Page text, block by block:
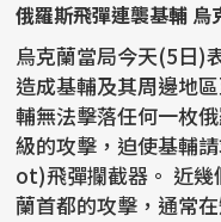
俄羅斯飛彈連襲基輔
烏克蘭當局今天(5日)
造成基輔及其周邊地
輔無法擊落任何一枚
級的攻擊，迫使基輔
ot)飛彈攔截器。 近幾個月來，俄羅斯大幅加強了對烏克
蘭首都的攻擊，通常